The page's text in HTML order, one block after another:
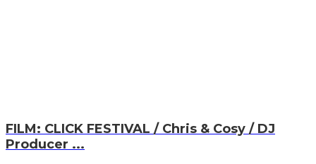
FILM: CLICK FESTIVAL / Chris & Cosy / DJ
Producer ...